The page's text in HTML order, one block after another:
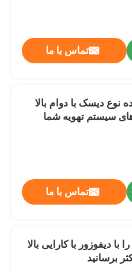
تماس با ما
نوع دیسک با دوام بالا
سیستم تهویه شما
تماس با ما
با دیفوزور با کارایی بالا
برسانید